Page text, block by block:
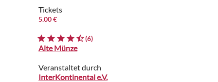
Tickets
5.00 €
(6)
Alte Münze
Veranstaltet durch
InterKontinental e.V.